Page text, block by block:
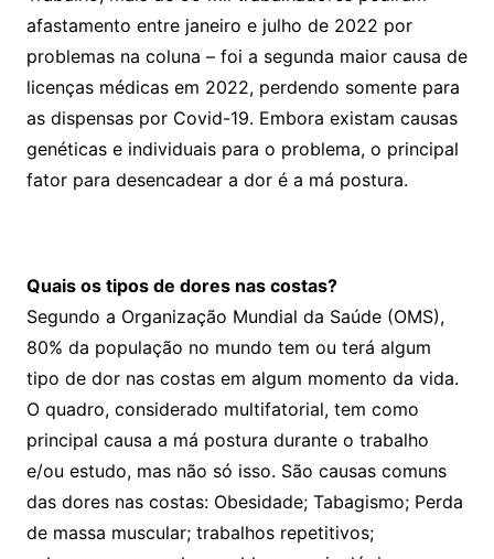
afastamento entre janeiro e julho de 2022 por
problemas na coluna – foi a segunda maior causa de
licenças médicas em 2022, perdendo somente para
as dispensas por Covid-19. Embora existam causas
genéticas e individuais para o problema, o principal
fator para desencadear a dor é a má postura.
Quais os tipos de dores nas costas?
Segundo a Organização Mundial da Saúde (OMS),
80% da população no mundo tem ou terá algum
tipo de dor nas costas em algum momento da vida.
O quadro, considerado multifatorial, tem como
principal causa a má postura durante o trabalho
e/ou estudo, mas não só isso. São causas comuns
das dores nas costas: Obesidade; Tabagismo; Perda
de massa muscular; trabalhos repetitivos;